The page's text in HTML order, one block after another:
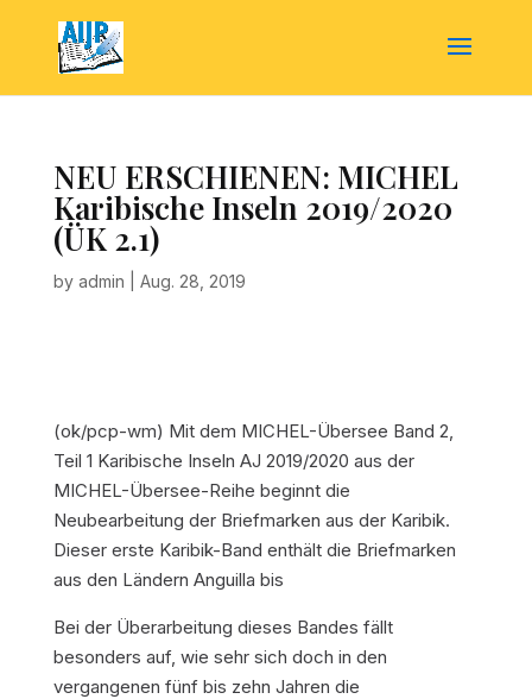
NEU ERSCHIENEN: MICHEL
Karibische Inseln 2019/2020
(ÜK 2.1)
by admin Aug. 28, 2019
(ok/pcp-wm) Mit dem MICHEL-Übersee Band 2,
Teil 1 Karibische Inseln AJ 2019/2020 aus der
MICHEL-Übersee-Reihe beginnt die
Neubearbeitung der Briefmarken aus der Karibik.
Dieser erste Karibik-Band enthält die Briefmarken
aus den Ländern Anguilla bis
Bei der Überarbeitung dieses Bandes fällt
besonders auf, wie sehr sich doch in den
vergangenen fünf bis zehn Jahren die